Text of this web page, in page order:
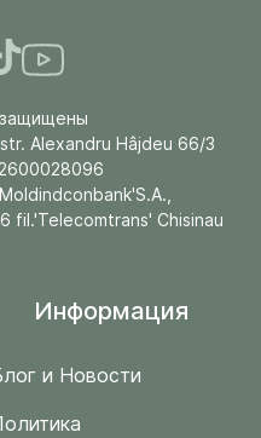
str. Alexandru Hâjdeu 66/3
fil.'Telecomtrans' Chisinau
Информация
и Новости